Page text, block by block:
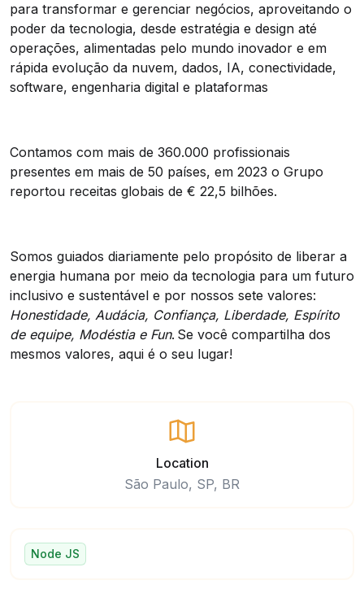
para transformar e gerenciar negócios, aproveitando o
poder da tecnologia, desde estratégia e design até
operações, alimentadas pelo mundo inovador e em
rápida evolução da nuvem, dados, IA, conectividade,
software, engenharia digital e plataformas
Contamos com mais de 360.000 profissionais
presentes em mais de 50 países, em 2023 o Grupo
reportou receitas globais de € 22,5 bilhões.
Somos guiados diariamente pelo propósito de liberar a
energia humana por meio da tecnologia para um futuro
inclusivo e sustentável e por nossos sete valores:
Honestidade, Audácia, Confiança, Liberdade, Espírito
de equipe, Modéstia e Fun. Se você compartilha dos
mesmos valores, aqui é o seu lugar!
Location
São Paulo, SP, BR
Node JS